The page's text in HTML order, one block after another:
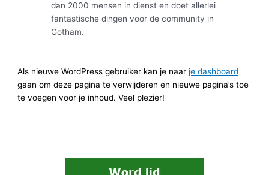
dan 2000 mensen in dienst en doet allerlei
fantastische dingen voor de community in
Gotham.
Als nieuwe WordPress gebruiker kan je naarje dashboard
gaan om deze pagina te verwijderen en nieuwe pagina’s toe
te voegen voor je inhoud. Veel plezier!